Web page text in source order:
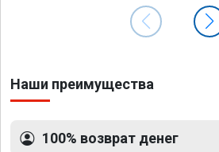
Наши преимущества
100% возврат денег